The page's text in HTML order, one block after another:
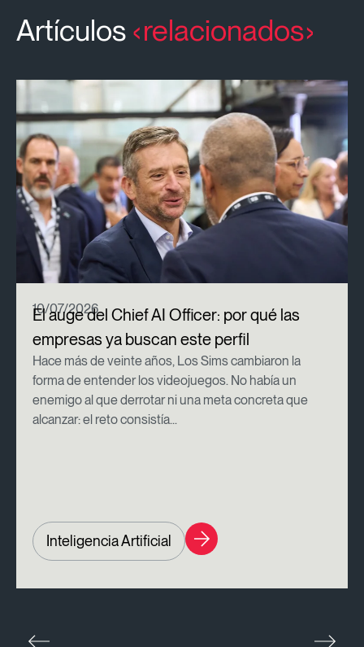
Artículos relacionados
10/07/2026
El auge del Chief AI Officer: por qué las
empresas ya buscan este perfil
Hace más de veinte años, Los Sims cambiaron la
forma de entender los videojuegos. No había un
enemigo al que derrotar ni una meta concreta que
alcanzar: el reto consistía...
Inteligencia Artificial